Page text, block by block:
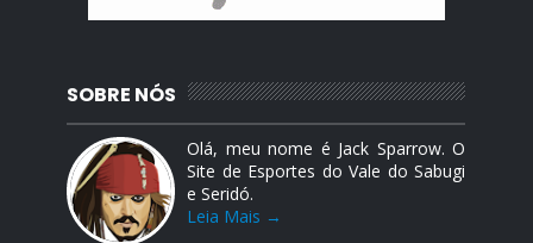
SOBRE NÓS
Olá, meu nome é Jack Sparrow. O
Site de Esportes do Vale do Sabugi
e Seridó.
Leia Mais →